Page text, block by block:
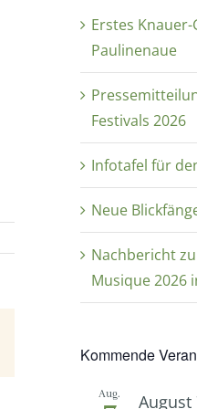
Erstes
Paulinenaue
Festivals 2026
Infotafel für
Neue
Nachbericht
Musique 2026
Kommende
Aug. August